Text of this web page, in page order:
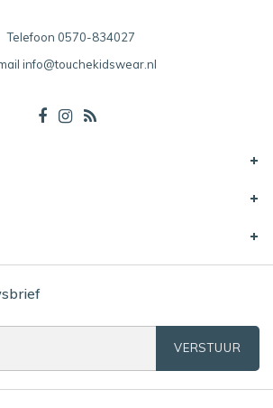
Telefoon 0570-834027
info@touchekidswear.nl
VERSTUUR